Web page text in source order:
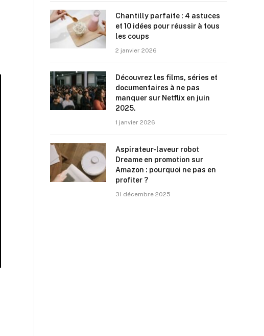
Chantilly parfaite : 4 astuces
et 10 idées pour réussir à tous
les coups
2 janvier 2026
Découvrez les films, séries et
documentaires à ne pas
manquer sur Netflix en juin
2025.
1 janvier 2026
Aspirateur-laveur robot
Dreame en promotion sur
Amazon : pourquoi ne pas en
profiter ?
31 décembre 2025